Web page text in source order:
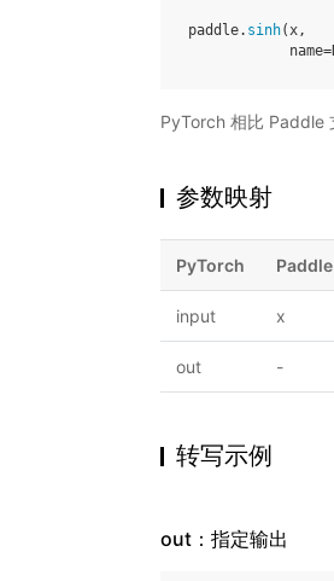
paddle. sinh(x,
name=
PyTorch 相比 Paddle
参数映射
PyTorch
input x
out -
转写示例
out：指定输出